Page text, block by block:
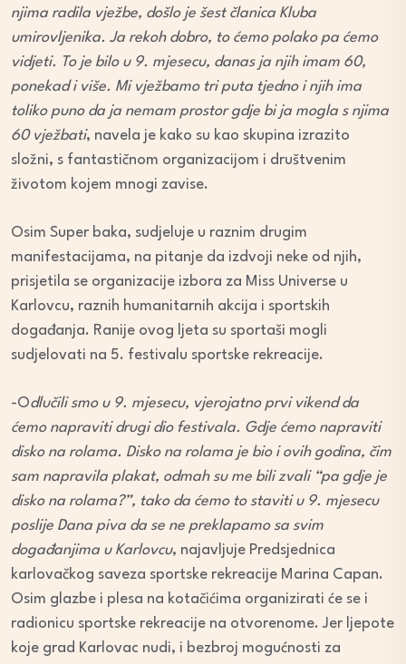
njima radila vježbe, došlo je šest članica Kluba
umirovljenika. Ja rekoh dobro, to ćemo polako pa ćemo
vidjeti. To je bilo u 9. mjesecu, danas ja njih imam 60,
ponekad i više. Mi vježbamo tri puta tjedno i njih ima
toliko puno da ja nemam prostor gdje bi ja mogla s njima
60 vježbati, navela je kako su kao skupina izrazito
složni, s fantastičnom organizacijom i društvenim
životom kojem mnogi zavise.
Osim Super baka, sudjeluje u raznim drugim
manifestacijama, na pitanje da izdvoji neke od njih,
prisjetila se organizacije izbora za Miss Universe u
Karlovcu, raznih humanitarnih akcija i sportskih
događanja. Ranije ovog ljeta su sportaši mogli
sudjelovati na 5. festivalu sportske rekreacije.
-Odlučili smo u 9. mjesecu, vjerojatno prvi vikend da
ćemo napraviti drugi dio festivala. Gdje ćemo napraviti
disko na rolama. Disko na rolama je bio i ovih godina, čim
sam napravila plakat, odmah su me bili zvali “pa gdje je
disko na rolama?”, tako da ćemo to staviti u 9. mjesecu
poslije Dana piva da se ne preklapamo sa svim
događanjima u Karlovcu, najavljuje Predsjednica
karlovačkog saveza sportske rekreacije Marina Capan.
Osim glazbe i plesa na kotačićima organizirati će se i
radionicu sportske rekreacije na otvorenome. Jer ljepote
koje grad Karlovac nudi, i bezbroj mogućnosti za